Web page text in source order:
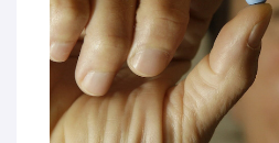
Contacts
Hébergement solidaire